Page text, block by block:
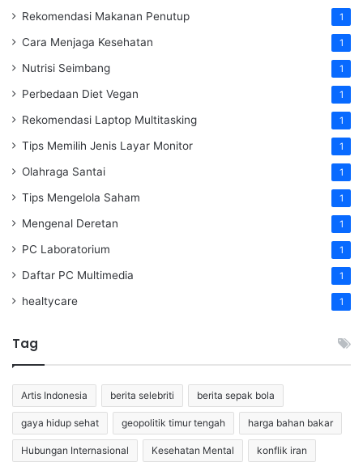
Rekomendasi Makanan Penutup 1
Cara Menjaga Kesehatan 1
Nutrisi Seimbang 1
Perbedaan Diet Vegan 1
Rekomendasi Laptop Multitasking 1
Tips Memilih Jenis Layar Monitor 1
Olahraga Santai 1
Tips Mengelola Saham 1
Mengenal Deretan 1
PC Laboratorium 1
Daftar PC Multimedia 1
healtycare 1
Tag
Artis Indonesia berita selebriti berita sepak bola
gaya hidup sehat geopolitik timur tengah harga bahan bakar
Hubungan Internasional Kesehatan Mental konflik iran